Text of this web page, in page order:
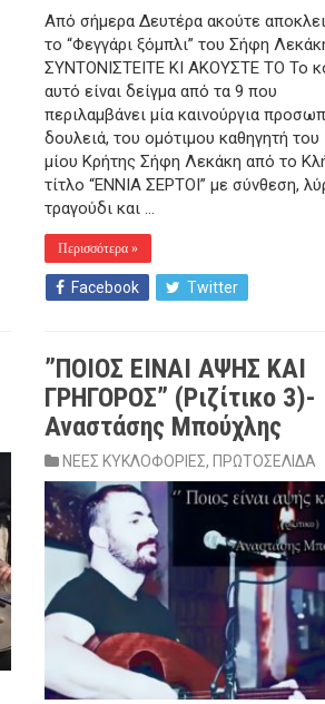
Από σήμερα Δευτέρα ακούτε
το “Φεγγάρι ξόμπλι” του Σήφη
ΣΥΝΤΟΝΙΣΤΕΙΤΕ ΚΙ ΑΚΟΥΣΤΕ ΤΟ Το
αυτό είναι δείγμα από τα 9 που
περιλαμβάνει μία καινούργια
δουλειά, του ομότιμου καθηγητή
μίου Κρήτης Σήφη Λεκάκη από το
τίτλο “ΕΝΝΙΑ ΣΕΡΤΟΙ” με σύνθεση,
τραγούδι και …
Περισσότερα »
Facebook Twitter
”ΠΟΙΟΣ ΕΙΝΑΙ ΑΨΗΣ ΚΑΙ
ΓΡΗΓΟΡΟΣ” (Ριζίτικο 3)-
Αναστάσης Μπούχλης
ΝΕΕΣ ΚΥΚΛΟΦΟΡΙΕΣ, ΠΡΩΤΟΣΕΛΙΔΑ